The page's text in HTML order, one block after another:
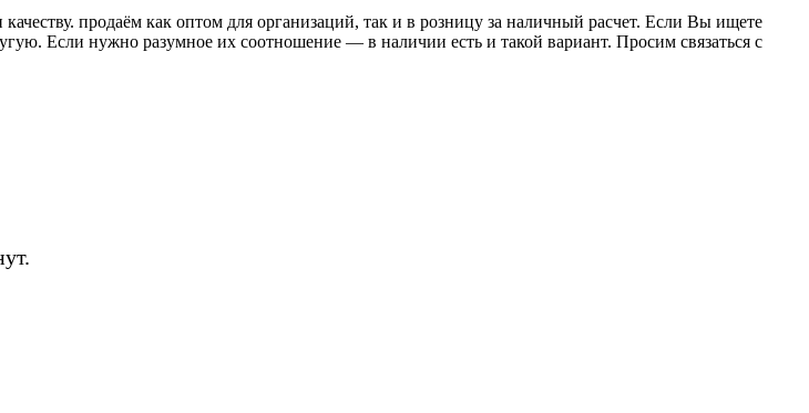
продаём как оптом для организаций, так и в розницу за наличный расчет. Если Вы ищете
Если нужно разумное их соотношение — в наличии есть и такой вариант. Просим связаться с